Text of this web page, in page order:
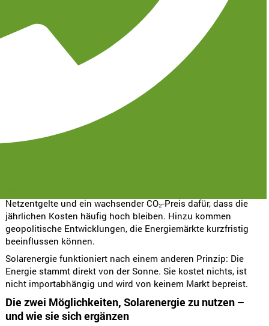
Gaspreise, die sich in wenigen Jahren fast verdoppelt haben,
CO₂-Kosten, die weiter steigen. Internationale Märkte, die sich
unberechenbar verhalten. Mitten in dieser Unsicherheit gibt es
eine Energiequelle, die unabhängig von internationalen
Energiepreise bleiben schwer kalkulierbar
Wer sein Eigenheim mit Gas heizt, hat in den vergangenen
Jahren erlebt, wie abhängig die eigene Heizkostenrechnung
Netzentgelte und ein wachsender CO₂-Preis dafür, dass die
jährlichen Kosten häufig hoch bleiben. Hinzu kommen
geopolitische Entwicklungen, die Energiemärkte kurzfristig
beeinflussen können.
Solarenergie funktioniert nach einem anderen Prinzip: Die
Energie stammt direkt von der Sonne. Sie kostet nichts, ist
nicht importabhängig und wird von keinem Markt bepreist.
Die zwei Möglichkeiten, Solarenergie zu nutzen –
und wie sie sich ergänzen